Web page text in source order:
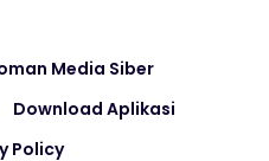
Media Siber
Download Aplikasi
Policy